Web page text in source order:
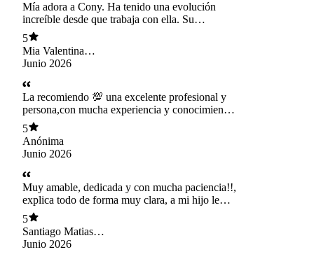
Mía adora a Cony. Ha tenido una evolución
increíble desde que trabaja con ella. Su
dedicación, compromiso y constante
preocupación por investigar, aprender y
mantenerse al día con lo que les interesa y
motiva a los niños es realmente admirable. Le
agradezco infinitamente todo lo que ha hecho
por Mía, ya que ha pasado por varios terapeutas
y, sin duda, con Cony ha sido con quien hemos
visto los mayores avances, tanto en terapia como
en casa. Su trabajo ha marcado una diferencia
muy significativa en su desarrollo y estamos
profundamente agradecidos por ello.
5
Mia Valentina
Paredes Paredes
Junio 2026
La recomiendo 💯 una excelente profesional y
persona,con mucha experiencia y conocimiento
ya q ella siempre se está capacitando para
ayudar a nuestros hijos
5
Anónima
Junio 2026
Muy amable, dedicada y con mucha paciencia!!,
explica todo de forma muy clara, a mi hijo le
encanta ir
5
Santiago Matias
Arévalo Moya
Junio 2026